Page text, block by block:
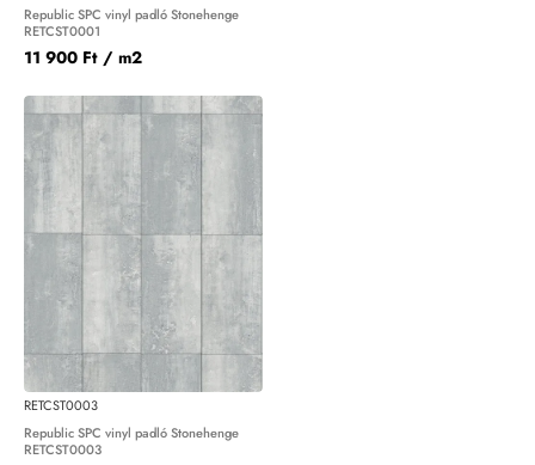
Republic SPC vinyl padló Stonehenge
RETCST0001
11 900 Ft / m2
RETCST0003
Republic SPC vinyl padló Stonehenge
RETCST0003